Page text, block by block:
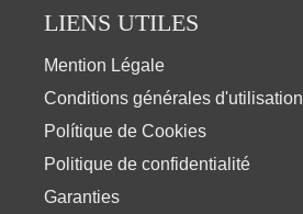
LIENS UTILES
Mention Légale
Conditions générales d'utilisation
Polítique de Cookies
Politique de confidentialité
Garanties